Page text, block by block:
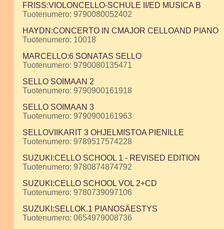
FRISS:VIOLONCELLO-SCHULE II/ED MUSICA B
Tuotenumero: 9790080052402
HAYDN:CONCERTO IN CMAJOR CELLOAND PIANO
Tuotenumero: 10018
MARCELLO:6 SONATAS SELLO
Tuotenumero: 9790080135471
SELLO SOIMAAN 2
Tuotenumero: 9790900161918
SELLO SOIMAAN 3
Tuotenumero: 9790900161963
SELLOVIIKARIT 3 OHJELMISTOA PIENILLE
Tuotenumero: 9789517574228
SUZUKI:CELLO SCHOOL 1 - REVISED EDITION
Tuotenumero: 9780874874792
SUZUKI:CELLO SCHOOL VOL 2+CD
Tuotenumero: 9780739097106
SUZUKI:SELLOK.1 PIANOSÄESTYS
Tuotenumero: 0654979008736